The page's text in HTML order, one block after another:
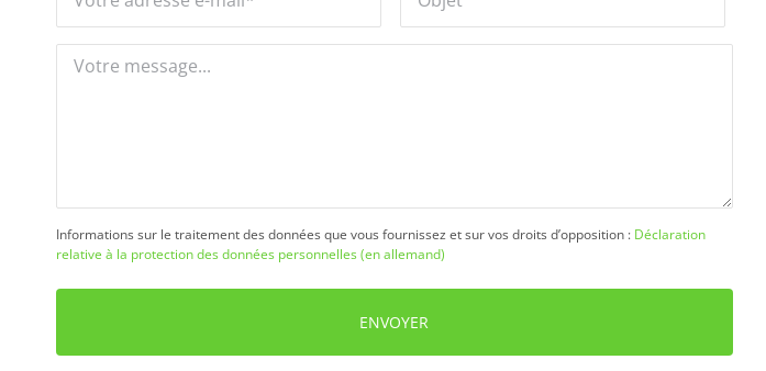
Informations sur le traitement des données que vous fournissez et sur vos droits d’opposition : Déclaration
relative à la protection des données personnelles (en allemand)
dieses